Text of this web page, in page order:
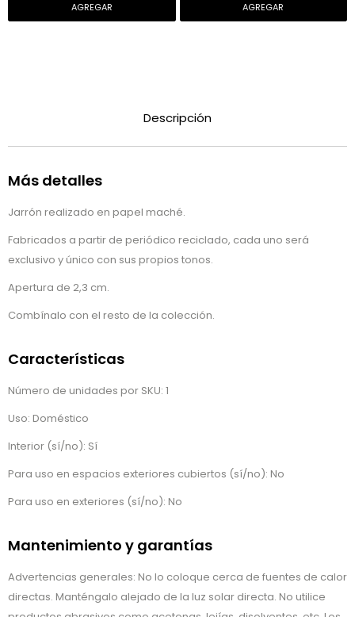
Descripción
Más detalles
Jarrón realizado en papel maché.
Fabricados a partir de periódico reciclado, cada uno será
exclusivo y único con sus propios tonos.
Apertura de 2,3 cm.
Combínalo con el resto de la colección.
Características
Número de unidades por SKU: 1
Uso: Doméstico
Interior (sí/no): Sí
Para uso en espacios exteriores cubiertos (sí/no): No
Para uso en exteriores (sí/no): No
Mantenimiento y garantías
Advertencias generales: No lo coloque cerca de fuentes de calor
directas. Manténgalo alejado de la luz solar directa. No utilice